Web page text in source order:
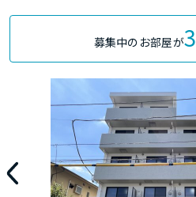
募集中のお部屋が3